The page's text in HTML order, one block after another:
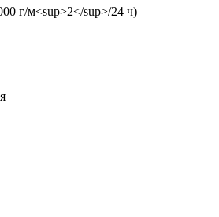
г/м<sup>2</sup>/24 ч)